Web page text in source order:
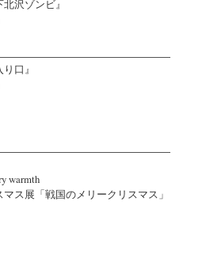
沢ゾンビ』
口』
warmth
ス展「戦国のメリークリスマス」